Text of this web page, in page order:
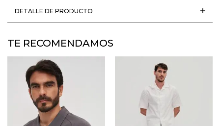
DETALLE DE PRODUCTO
TE RECOMENDAMOS